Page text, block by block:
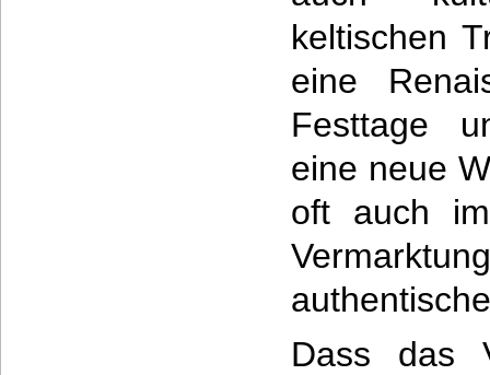
keltischen
eine
Festtage
eine neue
oft auch
Dass das